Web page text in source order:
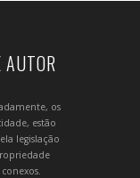
AUTOR
os
estão
legislação